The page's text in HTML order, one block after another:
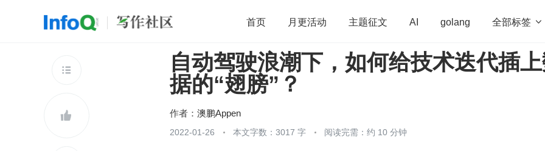
首页 月更活动 主题征文 AI golang 全部标签 
开源 架构 OpenHarmony 算法 学习方法 Web3.0 高
团队管理 程序员
查看更多


自动驾驶浪潮下，如何给技术迭代插
据的“翅膀”？
作者： 澳鹏Appen
2022-01-26 本文字数：3017 字 阅读完需：约 10 分钟